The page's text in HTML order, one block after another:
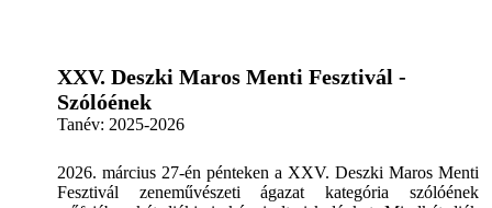
XXV. Deszki Maros Menti Fesztivál -
Szólóének
Tanév: 2025-2026
2026. március 27-én pénteken a XXV. Deszki Maros Menti
Fesztivál zeneművészeti ágazat kategória szólóének